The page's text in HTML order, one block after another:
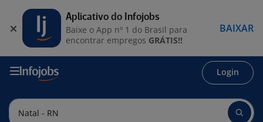
Login
Aplicativo do Infojobs
Baixe o App nº 1 do Brasil para
encontrar empregos GRÁTIS!!
BAIXAR